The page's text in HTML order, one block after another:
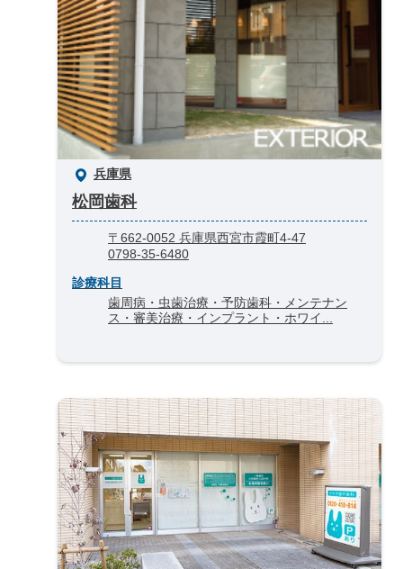
兵庫県
松岡歯科
〒662-0052 兵庫県西宮市霞町4-47
0798-35-6480
診療科目
歯周病・虫歯治療・予防歯科・メンテナン
ス・審美治療・インプラント・ホワイ...